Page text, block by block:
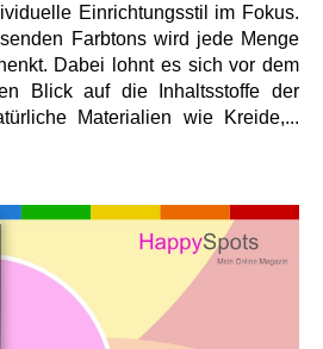
Einrichtungsstil im Fokus.
Farbtons wird jede Menge
Dabei lohnt es sich vor dem
Blick auf die Inhaltsstoffe der
Materialien wie Kreide,...